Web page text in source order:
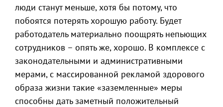
люди станут меньше, хотя бы потому, что
побоятся потерять хорошую работу. Будет
работодатель материально поощрять непьющих
сотрудников – опять же, хорошо. В комплексе с
законодательными и административными
мерами, с массированной рекламой здорового
образа жизни такие «заземленные» меры
способны дать заметный положительный